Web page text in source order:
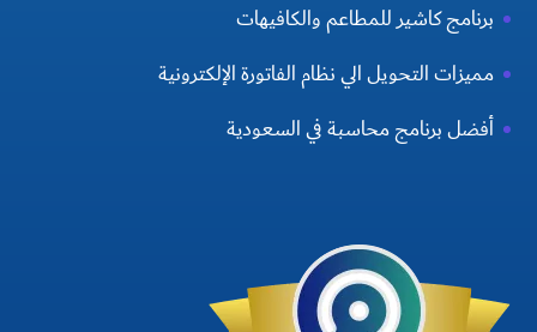
برنامج كاشير للمطاعم والكافيهات
مميزات التحويل الي نظام الفاتورة الإلكترونية
أفضل برنامج محاسبة في السعودية